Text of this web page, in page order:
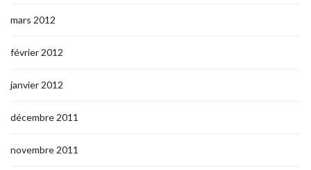
mars 2012
février 2012
janvier 2012
décembre 2011
novembre 2011